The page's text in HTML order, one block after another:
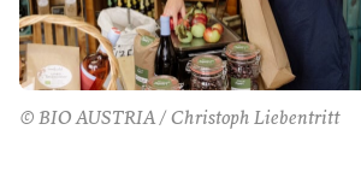
© BIO AUSTRIA / Christoph Liebentritt